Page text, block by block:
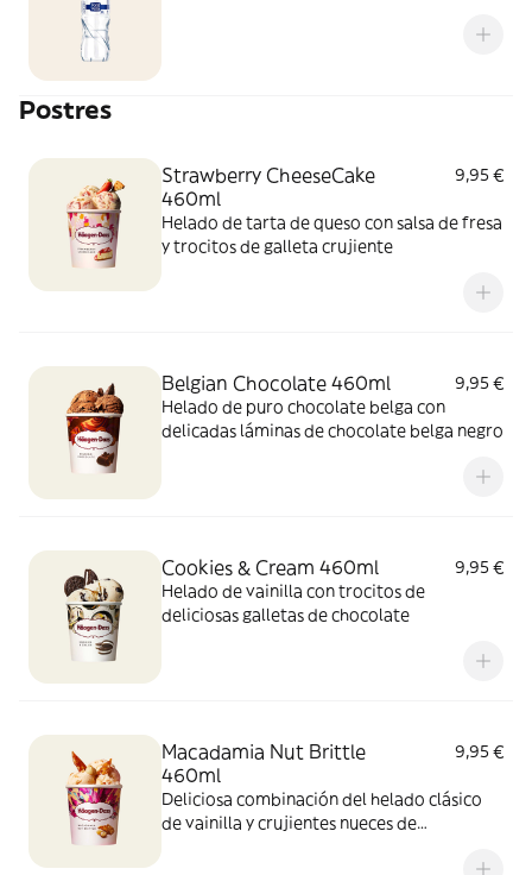
Postres
Strawberry CheeseCake
460ml
9,95 €
Helado de tarta de queso con salsa de fresa
y trocitos de galleta crujiente
Belgian Chocolate 460ml
9,95 €
Helado de puro chocolate belga con
delicadas láminas de chocolate belga negro
Cookies & Cream 460ml
9,95 €
Helado de vainilla con trocitos de
deliciosas galletas de chocolate
Macadamia Nut Brittle
460ml
9,95 €
Deliciosa combinación del helado clásico
de vainilla y crujientes nueces de